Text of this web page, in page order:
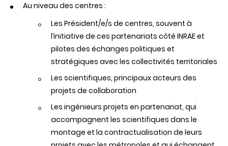
Au niveau des centres :
Les Président/e/s de centres, souvent à
l’initiative de ces partenariats côté INRAE et
pilotes des échanges politiques et
stratégiques avec les collectivités territoriales
Les scientifiques, principaux acteurs des
projets de collaboration
Les ingénieurs projets en partenariat, qui
accompagnent les scientifiques dans le
montage et la contractualisation de leurs